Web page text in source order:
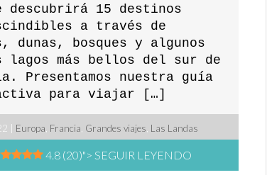
descubrirá 15 destinos
a través de
dunas, bosques y algunos
lagos más bellos del sur de
Presentamos nuestra guía
para viajar […]
| Europa Francia Grandes viajes Las Landas
4.8 (20)"> SEGUIR LEYENDO